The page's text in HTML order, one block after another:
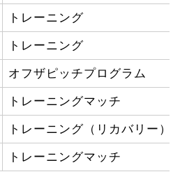
トレーニング
トレーニング
オフザピッチプログラム
トレーニングマッチ
トレーニング（リカバリー）
トレーニングマッチ